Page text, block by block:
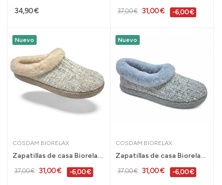
34,90 € 37,00 € 31,00 € -6,00 €
Nuevo
COSDAM BIORELAX
Zapatillas de casa Biorelax para mujer de...
37,00 € 31,00 € -6,00 €
Nuevo
COSDAM BIORELAX
Zapatillas de casa Biorelax plantillas...
37,00 € 31,00 € -6,00 €